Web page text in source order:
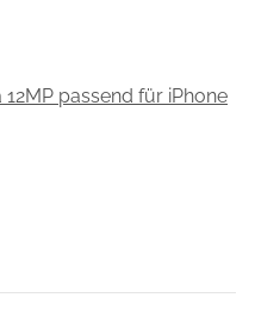
passend für iPhone